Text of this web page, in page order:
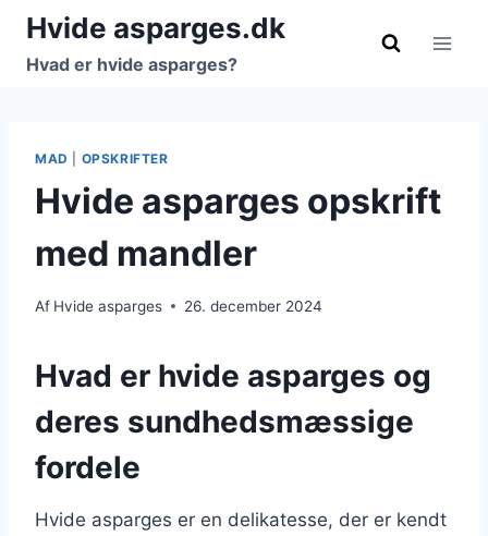
Fortsæt
indhold
Hvide asparges.dk
Hvad er hvide asparges?
MAD OPSKRIFTER
Hvide asparges opskrift
med mandler
Af Hvide asparges 26. december 2024
Hvad er hvide asparges og
deres sundhedsmæssige
fordele
Hvide asparges er en delikatesse, der er kendt